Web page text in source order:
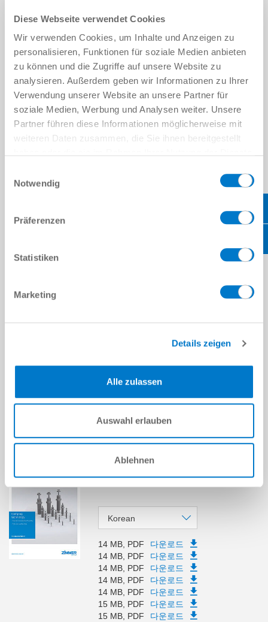
Diese Webseite verwendet Cookies
Wir verwenden Cookies, um Inhalte und Anzeigen zu
personalisieren, Funktionen für soziale Medien anbieten
zu können und die Zugriffe auf unsere Website zu
analysieren. Außerdem geben wir Informationen zu Ihrer
Verwendung unserer Website an unsere Partner für
soziale Medien, Werbung und Analysen weiter. Unsere
Partner führen diese Informationen möglicherweise mit
weiteren Daten zusammen, die Sie ihnen bereitgestellt
Notwendig
Präferenzen
Statistiken
Marketing
Details zeigen
Alle zulassen
Auswahl erlauben
Ablehnen
카탈로그, 브로슈어 및 전단지
Catalog
댐핑 기술 1
Korean
14 MB, PDF
다운로드
14 MB, PDF
다운로드
14 MB, PDF
다운로드
14 MB, PDF
다운로드
14 MB, PDF
다운로드
15 MB, PDF
다운로드
15 MB, PDF
다운로드